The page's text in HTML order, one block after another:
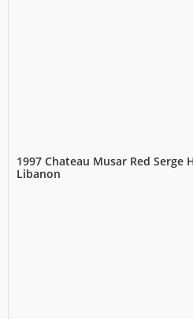
1997 Chateau Musar Red Serge
Libanon